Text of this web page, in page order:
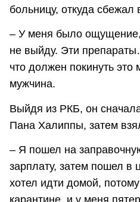
больницу, откуда сбежал
– У меня было
не выйду. Эти
что должен покинуть это
мужчина.
Выйдя из РКБ, он
Пана Халиппы, затем
– Я пошел на
зарплату, затем пошел в
хотел идти домой,
карантине, и у меня